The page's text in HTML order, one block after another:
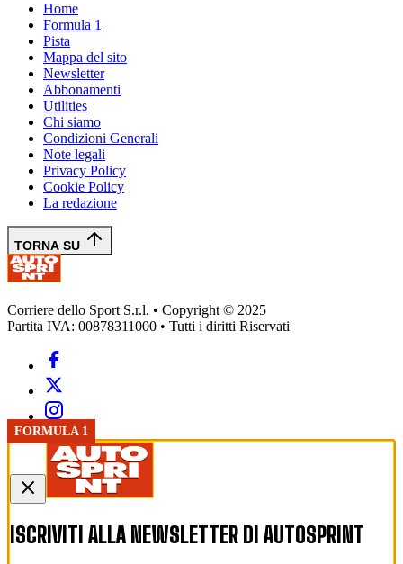
FORMULA 1
FORMULA 1
FORMULA 1
Home
Formula 1
Pista
Mappa del sito
Newsletter
Abbonamenti
Utilities
Chi siamo
Condizioni Generali
Note legali
Privacy Policy
Cookie Policy
La redazione
TORNA SU
Corriere dello Sport S.r.l. • Copyright © 2025
Partita IVA: 00878311000 • Tutti i diritti Riservati
ISCRIVITI ALLA NEWSLETTER DI AUTOSPRINT